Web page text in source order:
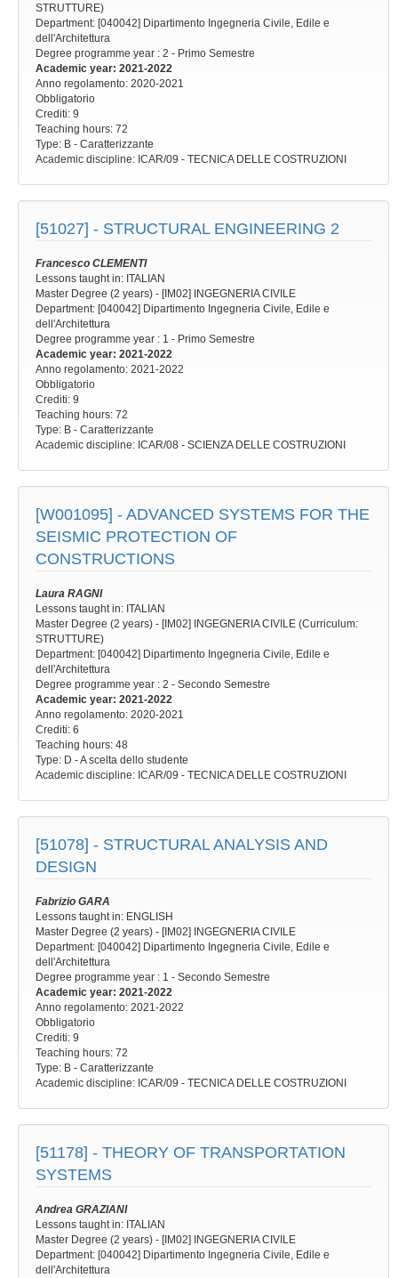
STRUTTURE)
Department: [040042] Dipartimento Ingegneria Civile, Edile e
dell'Architettura
Degree programme year : 2 - Primo Semestre
Academic year: 2021-2022
Anno regolamento: 2020-2021
Obbligatorio
Crediti: 9
Teaching hours: 72
Type: B - Caratterizzante
Academic discipline: ICAR/09 - TECNICA DELLE COSTRUZIONI
[51027] - STRUCTURAL ENGINEERING 2
Francesco CLEMENTI
Lessons taught in: ITALIAN
Master Degree (2 years) - [IM02] INGEGNERIA CIVILE
Department: [040042] Dipartimento Ingegneria Civile, Edile e
dell'Architettura
Degree programme year : 1 - Primo Semestre
Academic year: 2021-2022
Anno regolamento: 2021-2022
Obbligatorio
Crediti: 9
Teaching hours: 72
Type: B - Caratterizzante
Academic discipline: ICAR/08 - SCIENZA DELLE COSTRUZIONI
[W001095] - ADVANCED SYSTEMS FOR THE
SEISMIC PROTECTION OF
CONSTRUCTIONS
Laura RAGNI
Lessons taught in: ITALIAN
Master Degree (2 years) - [IM02] INGEGNERIA CIVILE (Curriculum:
STRUTTURE)
Department: [040042] Dipartimento Ingegneria Civile, Edile e
dell'Architettura
Degree programme year : 2 - Secondo Semestre
Academic year: 2021-2022
Anno regolamento: 2020-2021
Crediti: 6
Teaching hours: 48
Type: D - A scelta dello studente
Academic discipline: ICAR/09 - TECNICA DELLE COSTRUZIONI
[51078] - STRUCTURAL ANALYSIS AND
DESIGN
Fabrizio GARA
Lessons taught in: ENGLISH
Master Degree (2 years) - [IM02] INGEGNERIA CIVILE
Department: [040042] Dipartimento Ingegneria Civile, Edile e
dell'Architettura
Degree programme year : 1 - Secondo Semestre
Academic year: 2021-2022
Anno regolamento: 2021-2022
Obbligatorio
Crediti: 9
Teaching hours: 72
Type: B - Caratterizzante
Academic discipline: ICAR/09 - TECNICA DELLE COSTRUZIONI
[51178] - THEORY OF TRANSPORTATION
SYSTEMS
Andrea GRAZIANI
Lessons taught in: ITALIAN
Master Degree (2 years) - [IM02] INGEGNERIA CIVILE
Department: [040042] Dipartimento Ingegneria Civile, Edile e
dell'Architettura